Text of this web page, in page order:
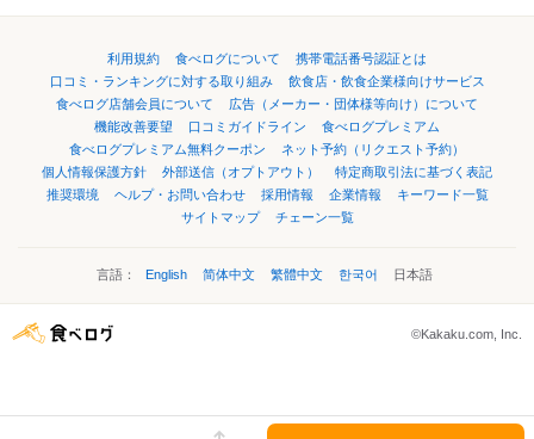
利用規約 食べログについて
携帯電話番号認証とは
口コミ・ランキングに対する取り組み
飲食店・飲食企業様向けサービス
食べログ店舗会員について
広告（メーカー・団体様等向け）について
機能改善要望
口コミガイドライン
食べログプレミアム
食べログプレミアム無料クーポン
ネット予約（リクエスト予約）
個人情報保護方針
外部送信（オプトアウト）
特定商取引法に基づく表記
推奨環境
ヘルプ・お問い合わせ 採用情報 企業情報
キーワード一覧
サイトマップ
チェーン一覧
言語： English 简体中文 繁體中文 한국어 日本語
©Kakaku.com, Inc.